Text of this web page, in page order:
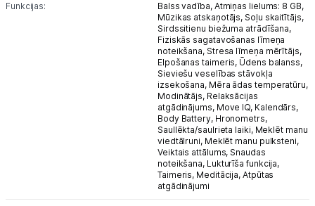
Funkcijas: Balss vadība, Atmiņas lielums: 8 GB,
Mūzikas atskaņotājs, Soļu skaitītājs,
Sirdssitienu biežuma atrādīšana,
Fiziskās sagatavošanas līmeņa
noteikšana, Stresa līmeņa mērītājs,
Elpošanas taimeris, Ūdens balanss,
Sieviešu veselības stāvokļa
izsekošana, Mēra ādas temperatūru,
Modinātājs, Relaksācijas
atgādinājums, Move IQ, Kalendārs,
Body Battery, Hronometrs,
Saullēkta/saulrieta laiki, Meklēt manu
viedtālruni, Meklēt manu pulksteni,
Veiktais attālums, Snaudas
noteikšana, Lukturīša funkcija,
Taimeris, Meditācija,Atpūtas
atgādinājumi